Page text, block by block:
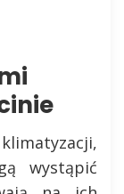
wystąpić